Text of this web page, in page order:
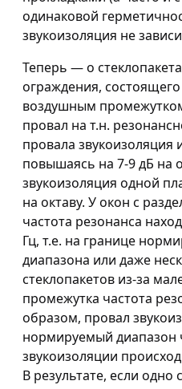
одинаковой
звукоизоляция не
Теперь — о
ограждения, состоящего
воздушным
провал на т.н.
провала звукоизоляция
повышаясь на 7-9 дБ на
звукоизоляция одной
на октаву. У окон с
частота резонанса
Гц, т.е. на границе
диапазона или даже
стеклопакетов из-за
промежутка частота
образом, провал
нормируемый диапазон
звукоизоляции
В результате, если